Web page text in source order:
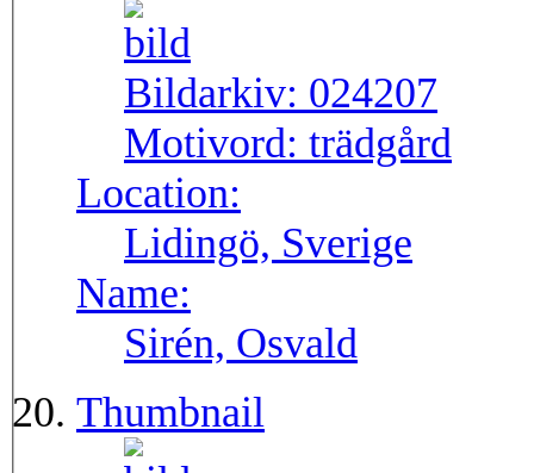
Bildarkiv: 024207
Motivord: trädgård
Location:
Lidingö, Sverige
Name:
Sirén, Osvald
Thumbnail